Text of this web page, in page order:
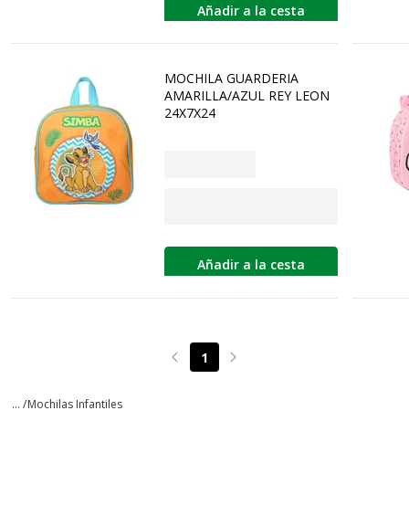
Añadir a la cesta
MOCHILA GUARDERIA
AMARILLA/AZUL REY LEON
24X7X24
Añadir a la cesta
Page précédente
1 Page suivante
... /Mochilas Infantiles